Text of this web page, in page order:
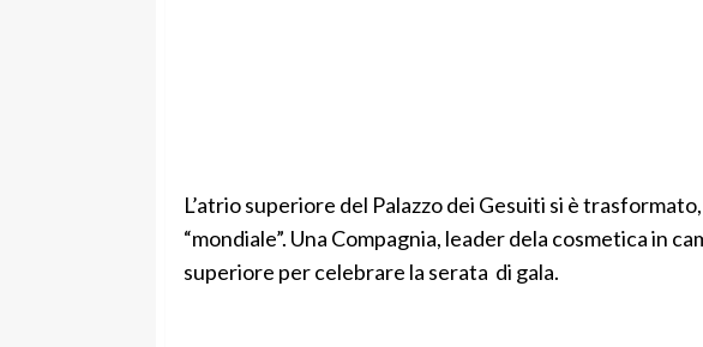
L’atrio superiore del Palazzo dei Gesuiti si è
“mondiale”. Una Compagnia, leader dela cosmetica in
superiore per celebrare la serata di gala.